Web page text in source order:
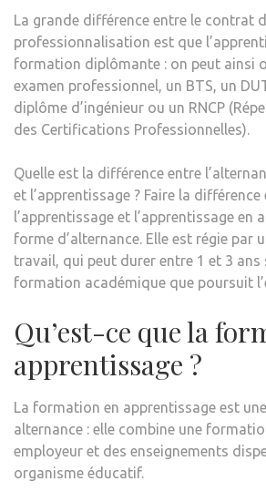
La grande différence entre le contrat
professionnalisation est que
formation diplômante : on peut ainsi
examen professionnel, un BTS, un
diplôme d’ingénieur ou un RNCP
des Certifications Professionnelles).
Quelle est la différence entre
et l’apprentissage ? Faire la différence
l’apprentissage et l’apprentissage en
forme d’alternance. Elle est régie par
travail, qui peut durer entre 1 et 3 ans
formation académique que poursuit
Qu’est-ce que la
apprentissage ?
La formation en apprentissage est
alternance : elle combine une
employeur et des enseignements
organisme éducatif.